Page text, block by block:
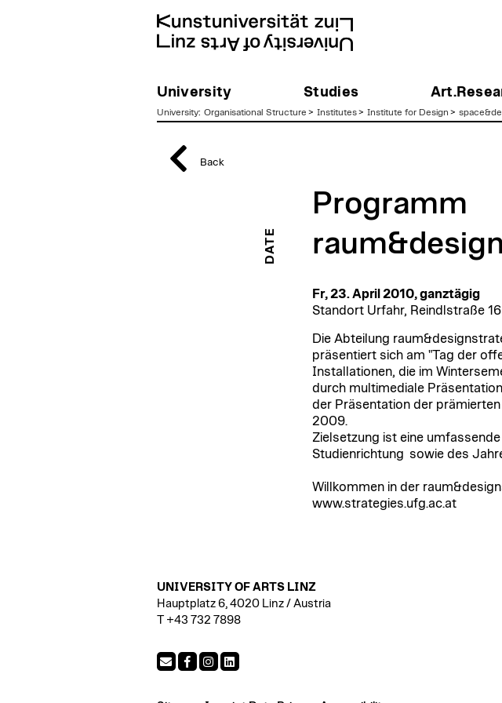
University Studies
University: Organisational Structure > Institutes> Institute for Design >
Back
DATE
Programm
Fr, 23. April 2010, ganztägig
Standort Urfahr, Reindlstraße
Die Abteilung
präsentiert sich am "Tag der
Installationen, die im
durch multimediale
der Präsentation der
2009.
Zielsetzung ist eine
Studienrichtung sowie des
Willkommen in der
www.strategies.ufg.ac.at
UNIVERSITY OF ARTS LINZ
Hauptplatz 6, 4020 Linz / Austria
T +43 732 7898